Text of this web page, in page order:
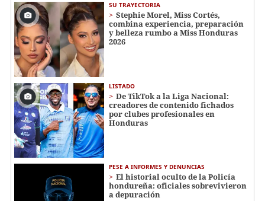
SU TRAYECTORIA
Stephie Morel, Miss Cortés,
combina experiencia, preparación
y belleza rumbo a Miss Honduras
2026
LISTADO
De TikTok a la Liga Nacional:
creadores de contenido fichados
por clubes profesionales en
Honduras
PESE A INFORMES Y DENUNCIAS
El historial oculto de la Policía
hondureña: oficiales sobrevivieron
a depuración